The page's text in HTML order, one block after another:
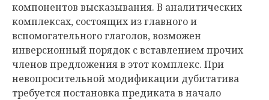
компонентов высказывания. В аналитических
комплексах, состоящих из главного и
вспомогательного глаголов, возможен
инверсионный порядок с вставлением прочих
членов предложения в этот комплекс. При
невопросительной модификации дубитатива
требуется постановка предиката в начало